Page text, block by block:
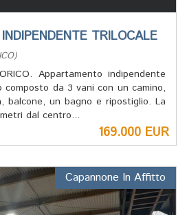
TRILOCALE
Appartamento indipendente
composto da 3 vani con un camino,
balcone, un bagno e ripostiglio. La
dal centro...
169.000 EUR
Capannone In Affitto